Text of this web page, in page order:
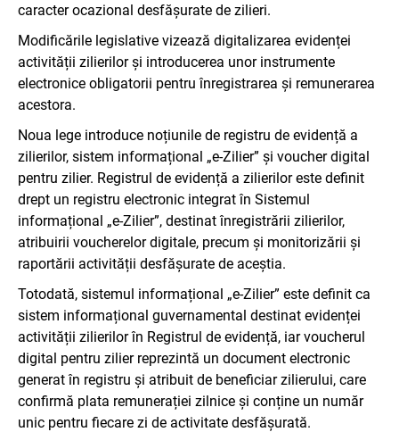
caracter ocazional desfășurate de zilieri.
Modificările legislative vizează digitalizarea evidenței
activității zilierilor și introducerea unor instrumente
electronice obligatorii pentru înregistrarea și remunerarea
acestora.
Noua lege introduce noțiunile de registru de evidență a
zilierilor, sistem informațional „e-Zilier” și voucher digital
pentru zilier. Registrul de evidență a zilierilor este definit
drept un registru electronic integrat în Sistemul
informațional „e-Zilier”, destinat înregistrării zilierilor,
atribuirii voucherelor digitale, precum și monitorizării și
raportării activității desfășurate de aceștia.
Totodată, sistemul informațional „e-Zilier” este definit ca
sistem informațional guvernamental destinat evidenței
activității zilierilor în Registrul de evidență, iar voucherul
digital pentru zilier reprezintă un document electronic
generat în registru și atribuit de beneficiar zilierului, care
confirmă plata remunerației zilnice și conține un număr
unic pentru fiecare zi de activitate desfășurată.